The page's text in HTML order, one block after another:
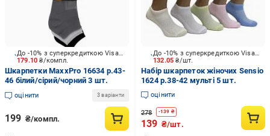
179.10₴/компл.
До -10% з суперкредиткою Visa Вигода
Шкарпетки MaxxPro 16634 р.43-
46 білий/сірий/чорний 3 шт.
оцінити 3 варіанти
199 ₴/компл.
132.05₴/шт.
До -10% з суперкредиткою Visa Вигода
Набір шкарпеток жіночих Sensio
1624 р.38-42 мульті 5 шт.
оцінити
278 -139 ₴
139 ₴/шт.